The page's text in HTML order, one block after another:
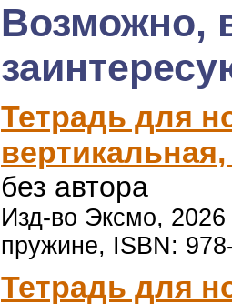
Возможно,
Тетрадь для
без автора
Изд-во Эксмо, 2026
пружине, ISBN:
Тетрадь для